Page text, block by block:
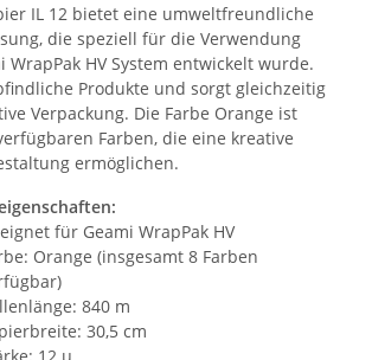
IL 12 bietet eine umweltfreundliche
die speziell für die Verwendung
WrapPak HV System entwickelt wurde.
Produkte und sorgt gleichzeitig
Verpackung. Die Farbe Orange ist
Farben, die eine kreative
ermöglichen.
für Geami WrapPak HV
Orange (insgesamt 8 Farben
840 m
30,5 cm